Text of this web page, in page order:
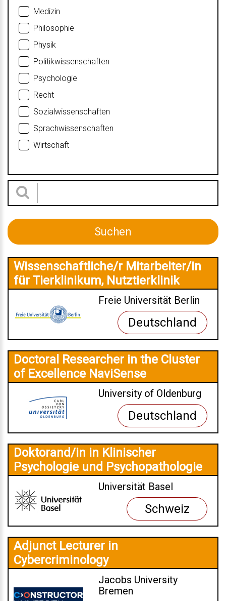
Medizin
Philosophie
Physik
Politikwissenschaften
Psychologie
Recht
Sozialwissenschaften
Sprachwissenschaften
Wirtschaft
Wissenschaftliche/r Mitarbeiter/in
für Tierklinikum, Nutztierklinik
Freie Universität Berlin
Deutschland
Doctoral Researcher in the Cluster
of Excellence NaviSense
University of Oldenburg
Deutschland
Doktorand/in in Klinischer
Psychologie und Psychopathologie
Universität Basel
Schweiz
Adjunct Lecturer in
Cybercriminology
Jacobs University
Bremen